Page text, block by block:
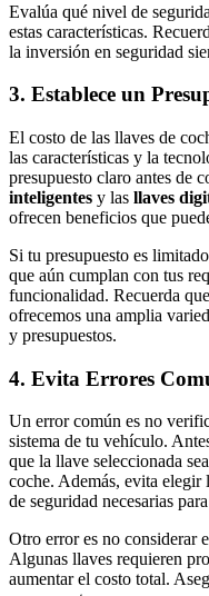
Evalúa qué nivel de
estas características.
la inversión en seguridad
3. Establece un
El costo de las llaves de
las características y la
presupuesto claro antes de
inteligentes y las llaves
ofrecen beneficios que
Si tu presupuesto es
que aún cumplan con tus
funcionalidad. Recuerda
ofrecemos una amplia
y presupuestos.
4. Evita Errores
Un error común es no
sistema de tu vehículo.
que la llave seleccionada
coche. Además, evita elegir
de seguridad necesarias
Otro error es no considerar
Algunas llaves requieren
aumentar el costo total.